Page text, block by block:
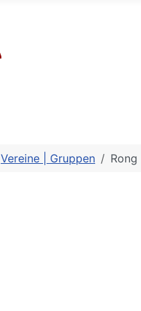
Vereine | Gruppen Rong